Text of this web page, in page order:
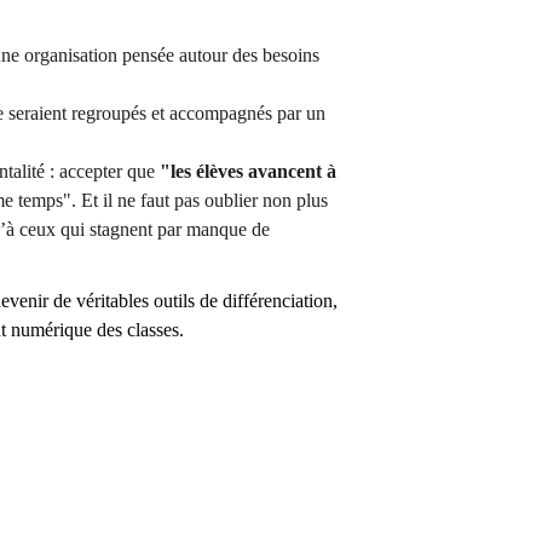
organisation pensée autour des besoins
regroupés et accompagnés par un
: accepter que "les élèves avancent à
temps". Et il ne faut pas oublier non plus
ceux qui stagnent par manque de
de véritables outils de différenciation,
numérique des classes.